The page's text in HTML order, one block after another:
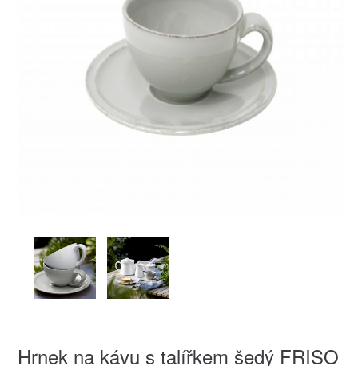
Hrnek na kávu s talířkem šedý FRISO